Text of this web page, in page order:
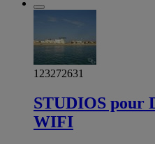
123272631
STUDIOS pour
WIFI